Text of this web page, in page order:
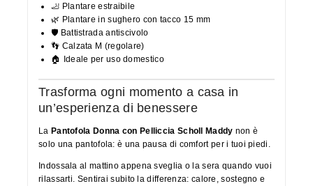
🦶 Plantare estraibile
🌿 Plantare in sughero con tacco 15 mm
🛡️ Battistrada antiscivolo
👣 Calzata M (regolare)
🏠 Ideale per uso domestico
Trasforma ogni momento a casa in
un’esperienza di benessere
La Pantofola Donna con Pelliccia Scholl Maddy non è
solo una pantofola: è una pausa di comfort per i tuoi piedi.
Indossala al mattino appena sveglia o la sera quando vuoi
rilassarti. Sentirai subito la differenza: calore, sostegno e